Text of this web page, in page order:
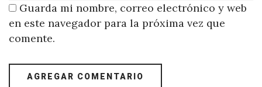
Guarda mi nombre, correo electrónico y web
en este navegador para la próxima vez que
comente.